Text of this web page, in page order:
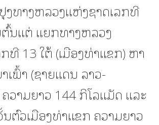
ງທາງຫລວງແຫ່ງຊາດເລກທີ
ຕົ້ນແຕ່ ແຍກທາງຫລວງ
ທີ 13 ໃຕ້ (ເມືອງທ່າແຂກ) ຫາ
ເພົ້າ (ຊາຍແດນ ລາວ-
ວາມຍາວ 144 ກິໂລແມັດ ແລະ
ນຕົວເມືອງທ່າແຂກ ຄວາມຍາວ